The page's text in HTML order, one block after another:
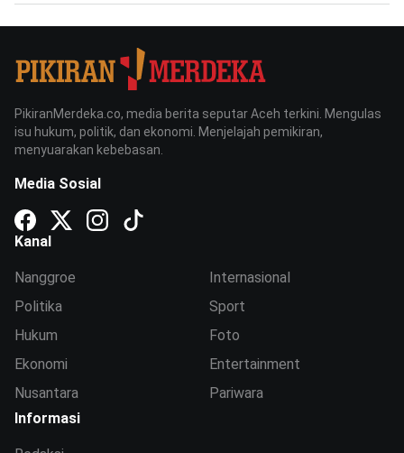
PikiranMerdeka.co, media berita seputar Aceh terkini. Mengulas
isu hukum, politik, dan ekonomi. Menjelajah pemikiran,
menyuarakan kebebasan.
Media Sosial
Kanal
Nanggroe
Politika
Hukum
Ekonomi
Nusantara
Internasional
Sport
Foto
Entertainment
Pariwara
Informasi